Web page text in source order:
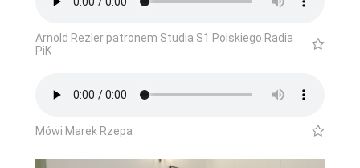
Arnold Rezler patronem Studia S1 Polskiego Radia
PiK
Mówi Marek Rzepa